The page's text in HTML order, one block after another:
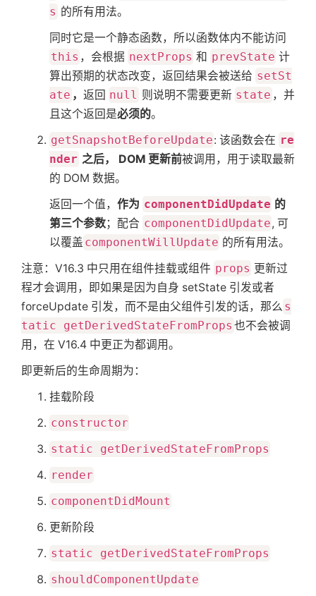
s 的所有用法。
同时它是一个静态函数，所以函数体内不能访问
this ，会根据 nextProps 和 prevState 计
算出预期的状态改变，返回结果会被送给 setSt
ate ， 返回 null 则说明不需要更新 state ，并
且这个返回是必须的。
getSnapshotBeforeUpdate: 该函数会在 re
nder 之后， DOM 更新前被调用，用于读取最新
的 DOM 数据。
返回一个值， 作为 componentDidUpdate 的
第三个参数；配合 componentDidUpdate, 可
以覆盖 componentWillUpdate 的所有用法。
注意：V16.3 中只用在组件挂载或组件 props 更新过
程才会调用，即如果是因为自身 setState 引发或者
forceUpdate 引发，而不是由父组件引发的话，那么 s
tatic getDerivedStateFromProps 也不会被调
用，在 V16.4 中更正为都调用。
即更新后的生命周期为：
挂载阶段
constructor
static getDerivedStateFromProps
render
componentDidMount
更新阶段
static getDerivedStateFromProps
shouldComponentUpdate